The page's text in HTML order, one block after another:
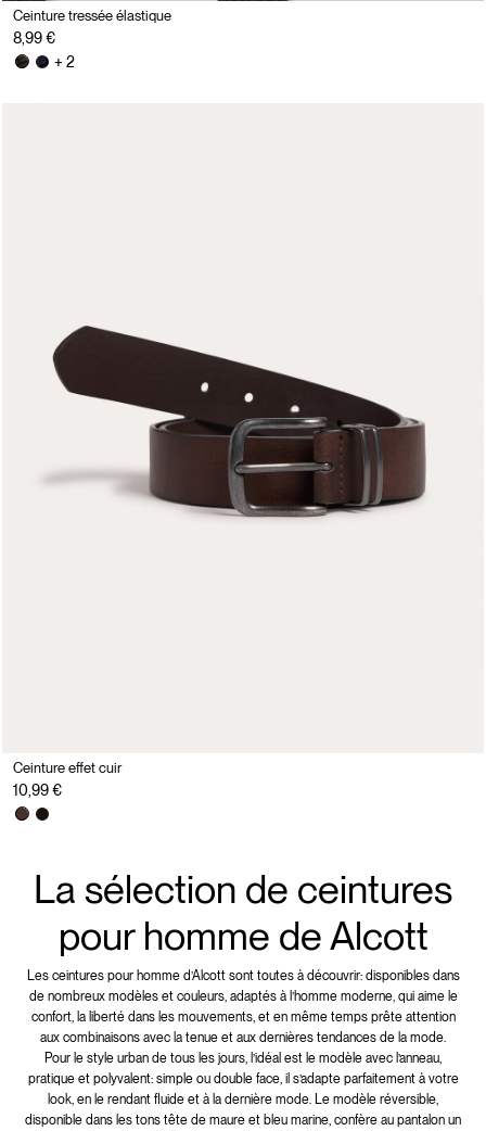
Ceinture tressée élastique
8,99 €
+ 2
Ceinture effet cuir
10,99 €
La sélection de ceintures
pour homme de Alcott
Les ceintures pour homme d’Alcott sont toutes à découvrir: disponibles dans
de nombreux modèles et couleurs, adaptés à l’homme moderne, qui aime le
confort, la liberté dans les mouvements, et en même temps prête attention
aux combinaisons avec la tenue et aux dernières tendances de la mode.
Pour le style urban de tous les jours, l’idéal est le modèle avec l’anneau,
pratique et polyvalent: simple ou double face, il s’adapte parfaitement à votre
look, en le rendant fluide et à la dernière mode. Le modèle réversible,
disponible dans les tons tête de maure et bleu marine, confère au pantalon un